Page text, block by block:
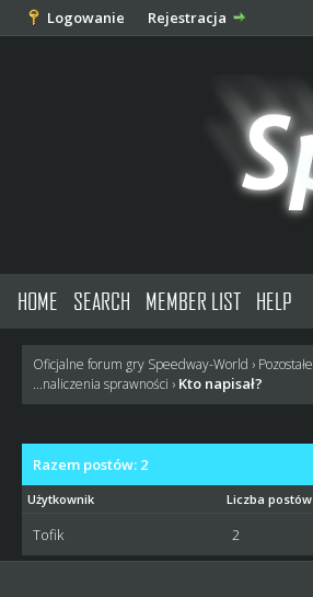
Logowanie Rejestracja
HOME SEARCH MEMBER LIST HELP
Oficjalne forum gry Speedway-World › Pozostałe
...naliczenia sprawności › Kto napisał?
Razem postów: 2
Użytkownik Liczba postów
Tofik 2